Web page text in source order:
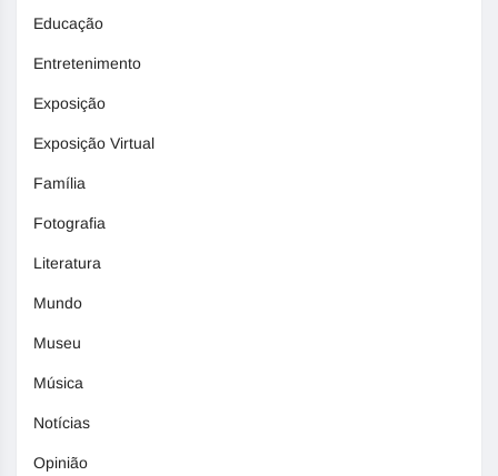
Educação
Entretenimento
Exposição
Exposição Virtual
Família
Fotografia
Literatura
Mundo
Museu
Música
Notícias
Opinião